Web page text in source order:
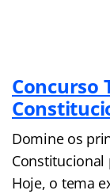
Concurso
Domine os
Constitucional
Hoje, o tema